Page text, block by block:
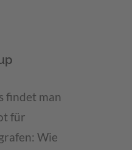
findet man
für
Wie